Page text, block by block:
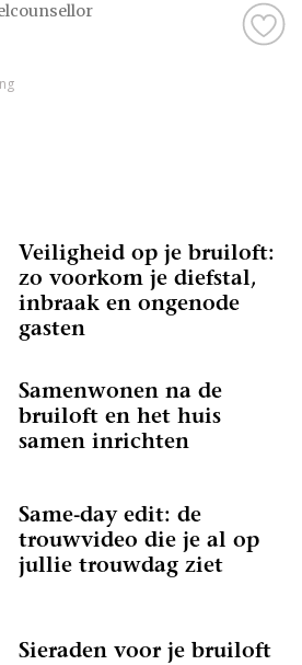
Veiligheid op je bruiloft:
zo voorkom je diefstal,
inbraak en ongenode
gasten
Samenwonen na de
bruiloft en het huis
samen inrichten
Same-day edit: de
trouwvideo die je al op
jullie trouwdag ziet
Sieraden voor je bruiloft